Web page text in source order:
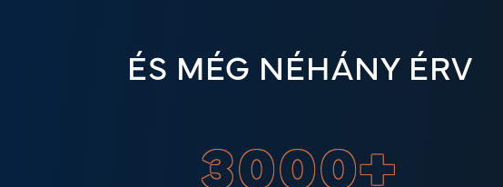
ÉS MÉG NÉHÁNY ÉRV
3000+